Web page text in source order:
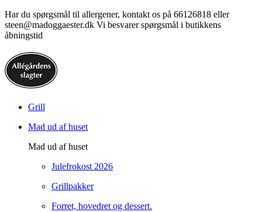
Har du spørgsmål til allergener, kontakt os på 66126818 eller
steen@madoggaester.dk Vi besvarer spørgsmål i butikkens
åbningstid
Grill
Mad ud af huset
Mad ud af huset
Julefrokost 2026
Grillpakker
Forret, hovedret og dessert.